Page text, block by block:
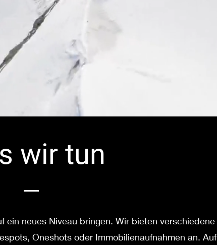
wir tun
ein neues Niveau bringen. Wir bieten verschiedene
Oneshots oder Immobilienaufnahmen an. Auf